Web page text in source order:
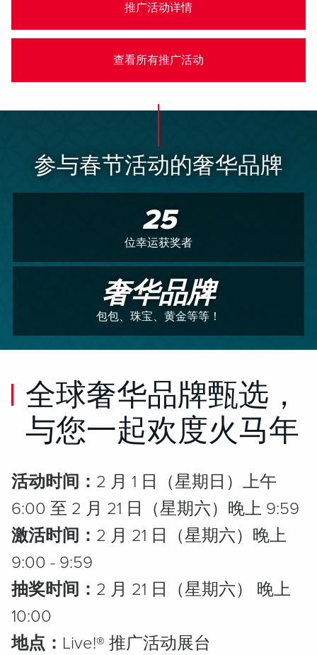
推广活动详情
查看所有推广活动
参与春节活动的奢华品牌
25
位幸运获奖者
奢华品牌
包包、珠宝、黄金等等！
全球奢华品牌甄选，
与您一起欢度火马年
活动时间： 2 月 1 日（星期日）上午
6:00 至 2 月 21 日（星期六）晚上 9:59
激活时间： 2 月 21 日（星期六）晚上
9:00 - 9:59
抽奖时间： 2 月 21 日（星期六） 晚上
10:00
地点： Live!® 推广活动展台